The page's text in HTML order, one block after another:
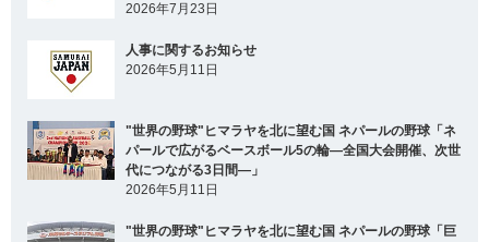
2026年7月23日
人事に関するお知らせ
2026年5月11日
"世界の野球"ヒマラヤを北に望む国 ネパールの野球「ネ
パールで広がるベースボール5の輪―全国大会開催、次世
代につながる3日間―」
2026年5月11日
"世界の野球"ヒマラヤを北に望む国 ネパールの野球「巨